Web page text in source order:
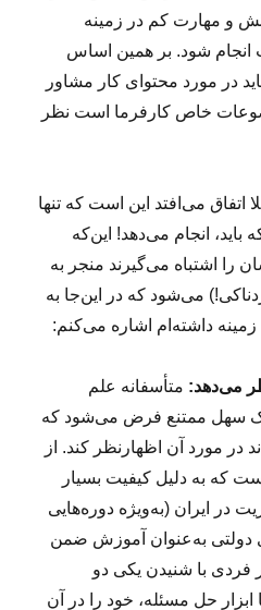
و مهارت کم در زمینه
انجام شود. بر همین اساس
در مورد محتوای کار مشاور
خاص کارفرما است نظر
می‌افتد این است که تنها
باید، انجام می‌دهد! این‌که
را اشتباه می‌گیرند منجر به
می‌شود که در این‌جا به
زمینه داشته‌ام اشاره می‌کنم:
متأسفانه علم
یک سهل ممتنع فرض می‌شود که
مورد آن اظهارنظر کند. از
که به دلیل کیفیت بسیار
در ایران (به‌ویژه دوره‌هایی
دولتی به‌عنوان آموزش ضمن
با شنیدن یکی دو
حل مسئله، خود را در آن